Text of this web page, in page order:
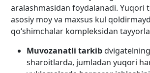
aralashmasidan foydalanadi. Yuqori
asosiy moy va maxsus kul
qo‘shimchalar kompleksidan
Muvozanatli tarkib
sharoitlarda, jumladan yuqori